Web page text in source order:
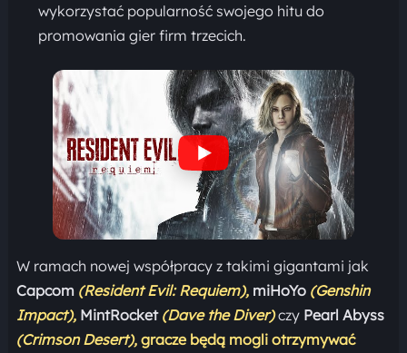
wykorzystać popularność swojego hitu do
promowania gier firm trzecich.
W ramach nowej współpracy z takimi gigantami jak
Capcom (Resident Evil: Requiem), miHoYo (Genshin
Impact), MintRocket (Dave the Diver)czy Pearl Abyss
(Crimson Desert), gracze będą mogli otrzymywać